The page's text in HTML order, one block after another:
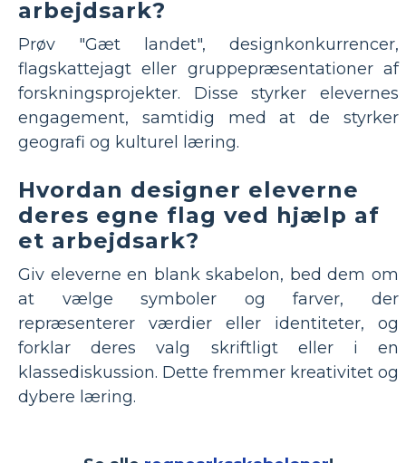
arbejdsark?
Prøv "Gæt landet", designkonkurrencer,
flagskattejagt eller gruppepræsentationer af
forskningsprojekter. Disse styrker elevernes
engagement, samtidig med at de styrker
geografi og kulturel læring.
Hvordan designer eleverne
deres egne flag ved hjælp af
et arbejdsark?
Giv eleverne en blank skabelon, bed dem om
at vælge symboler og farver, der
repræsenterer værdier eller identiteter, og
forklar deres valg skriftligt eller i en
klassediskussion. Dette fremmer kreativitet og
dybere læring.